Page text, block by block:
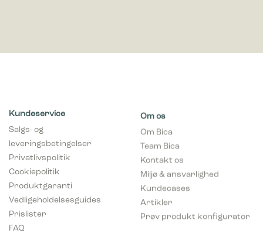
Kundeservice
Salgs- og
leveringsbetingelser
Privatlivspolitik
Cookiepolitik
Produktgaranti
Vedligeholdelsesguides
Prislister
FAQ
Om os
Om Bica
Team Bica
Kontakt os
Miljø & ansvarlighed
Kundecases
Artikler
Prøv produkt konfigurator